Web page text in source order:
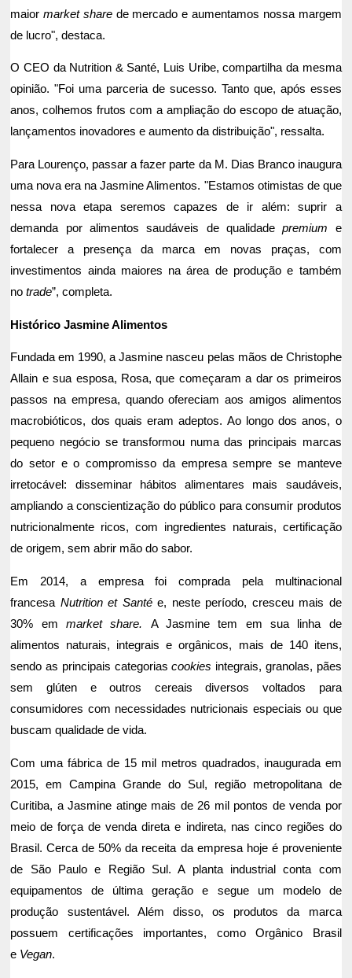
maiormarket share de mercado e aumentamos nossa margem
de lucro", destaca.
O CEO da Nutrition & Santé, Luis Uribe, compartilha da mesma
opinião. "Foi uma parceria de sucesso. Tanto que, após esses
anos, colhemos frutos com a ampliação do escopo de atuação,
lançamentos inovadores e aumento da distribuição", ressalta.
Para Lourenço, passar a fazer parte da M. Dias Branco inaugura
uma nova era na Jasmine Alimentos. "Estamos otimistas de que
nessa nova etapa seremos capazes de ir além: suprir a
demanda por alimentos saudáveis de qualidadepremium e
fortalecer a presença da marca em novas praças, com
investimentos ainda maiores na área de produção e também
notrade”, completa.
Histórico Jasmine Alimentos
Fundada em 1990, a Jasmine nasceu pelas mãos de Christophe
Allain e sua esposa, Rosa, que começaram a dar os primeiros
passos na empresa, quando ofereciam aos amigos alimentos
macrobióticos, dos quais eram adeptos. Ao longo dos anos, o
pequeno negócio se transformou numa das principais marcas
do setor e o compromisso da empresa sempre se manteve
irretocável: disseminar hábitos alimentares mais saudáveis,
ampliando a conscientização do público para consumir produtos
nutricionalmente ricos, com ingredientes naturais, certificação
de origem, sem abrir mão do sabor.
Em 2014, a empresa foi comprada pela multinacional
francesa Nutrition et Santée, neste período, cresceu mais de
30% emmarket share. A Jasmine tem em sua linha de
alimentos naturais, integrais e orgânicos, mais de 140 itens,
sendo as principais categoriascookies integrais, granolas, pães
sem glúten e outros cereais diversos voltados para
consumidores com necessidades nutricionais especiais ou que
buscam qualidade de vida.
Com uma fábrica de 15 mil metros quadrados, inaugurada em
2015, em Campina Grande do Sul, região metropolitana de
Curitiba, a Jasmine atinge mais de 26 mil pontos de venda por
meio de força de venda direta e indireta, nas cinco regiões do
Brasil. Cerca de 50% da receita da empresa hoje é proveniente
de São Paulo e Região Sul. A planta industrial conta com
equipamentos de última geração e segue um modelo de
produção sustentável. Além disso, os produtos da marca
possuem certificações importantes, como Orgânico Brasil
e Vegan.